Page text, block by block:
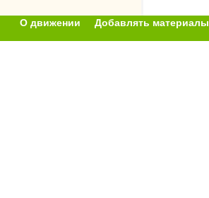
О движении Добавлять материалы